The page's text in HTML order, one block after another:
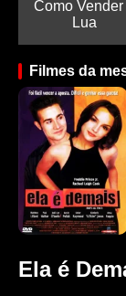
Como Vender
Lua
Filmes da
Ela é